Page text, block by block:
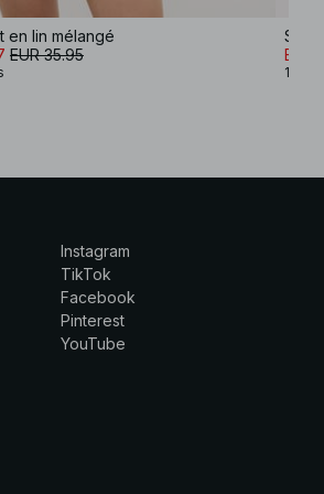
en lin mélangé
EUR 35.95
EUR
1
Instagram
TikTok
Facebook
Pinterest
YouTube